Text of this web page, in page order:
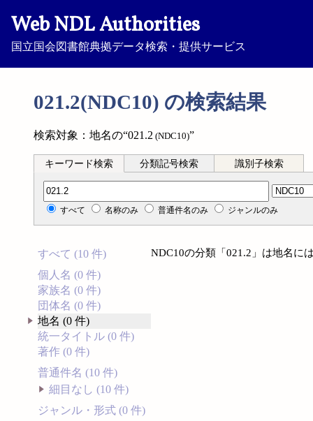
Web NDL Authorities
国立国会図書館典拠データ検索・提供サービス
021.2(NDC10) の検索結果
検索対象：地名の“021.2 (NDC10)”
キーワード検索 分類記号検索 識別子検索
分類記号検索
すべて 名称のみ 普通件名のみ ジャンルのみ
すべて (10 件)
個人名 (0 件)
家族名 (0 件)
団体名 (0 件)
地名 (0 件)
統一タイトル (0 件)
著作 (0 件)
普通件名 (10 件)
細目なし (10 件)
ジャンル・形式 (0 件)
NDC10の分類「021.2」は地名に